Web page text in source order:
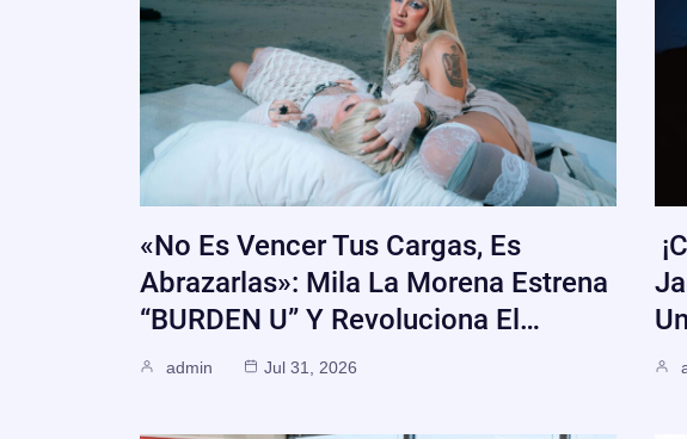
«No Es Vencer Tus Cargas, Es
Abrazarlas»: Mila La Morena Estrena
“BURDEN U” Y Revoluciona El…
admin Jul 31, 2026